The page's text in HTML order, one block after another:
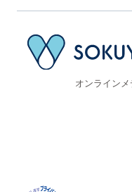
オンライン